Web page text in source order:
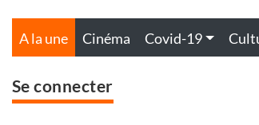
A la une Cinéma Covid-19
Se connecter